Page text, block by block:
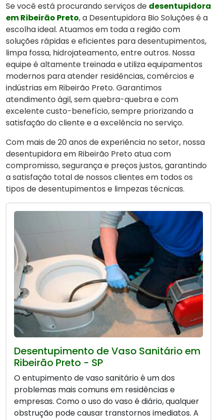
Se você está procurando serviços de desentupidora
em Ribeirão Preto, a Desentupidora Bio Soluções é a
escolha ideal. Atuamos em toda a região com
soluções rápidas e eficientes para desentupimentos,
limpa fossa, hidrojateamento, entre outros. Nossa
equipe é altamente treinada e utiliza equipamentos
modernos para atender residências, comércios e
indústrias em Ribeirão Preto. Garantimos
atendimento ágil, sem quebra-quebra e com
excelente custo-benefício, sempre priorizando a
satisfação do cliente e a excelência no serviço.
Com mais de 20 anos de experiência no setor, nossa
desentupidora em Ribeirão Preto atua com
compromisso, segurança e preços justos, garantindo
a satisfação total de nossos clientes em todos os
tipos de desentupimentos e limpezas técnicas.
Desentupimento de Vaso Sanitário em
Ribeirão Preto - SP
O entupimento de vaso sanitário é um dos
problemas mais comuns em residências e
empresas. Como o uso do vaso é diário, qualquer
obstrução pode causar transtornos imediatos. A